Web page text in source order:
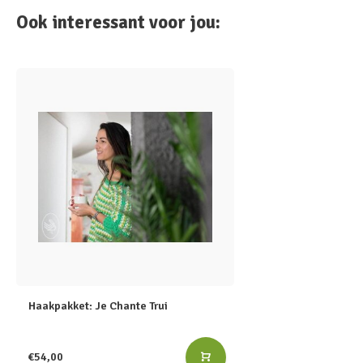
Ook interessant voor jou:
Haakpakket: Je Chante Trui
€54,00